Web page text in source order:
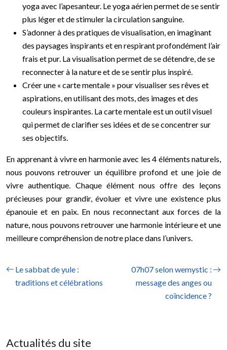
yoga avec l’apesanteur. Le yoga aérien permet de se sentir
plus léger et de stimuler la circulation sanguine.
S’adonner à des pratiques de visualisation, en imaginant
des paysages inspirants et en respirant profondément l’air
frais et pur. La visualisation permet de se détendre, de se
reconnecter à la nature et de se sentir plus inspiré.
Créer une « carte mentale » pour visualiser ses rêves et
aspirations, en utilisant des mots, des images et des
couleurs inspirantes. La carte mentale est un outil visuel
qui permet de clarifier ses idées et de se concentrer sur
ses objectifs.
En apprenant à vivre en harmonie avec les 4 éléments naturels,
nous pouvons retrouver un équilibre profond et une joie de
vivre authentique. Chaque élément nous offre des leçons
précieuses pour grandir, évoluer et vivre une existence plus
épanouie et en paix. En nous reconnectant aux forces de la
nature, nous pouvons retrouver une harmonie intérieure et une
meilleure compréhension de notre place dans l’univers.
Le sabbat de yule :
traditions et célébrations
07h07 selon wemystic :
message des anges ou
coïncidence ?
Actualités du site